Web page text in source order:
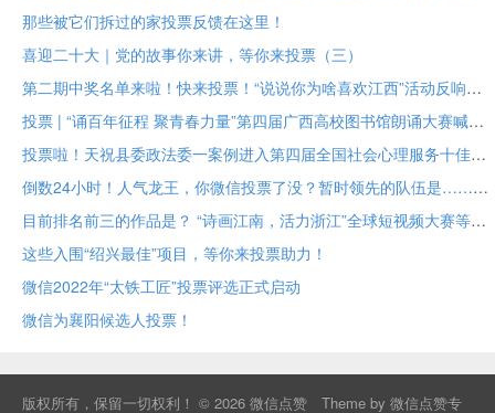
那些被它们拆过的家投票反馈在这里！
喜迎二十大｜党的故事你来讲，等你来投票（三）
第二期中奖名单来啦！快来投票！“说说你为啥喜欢江西”活动反响热烈
投票 | “诵百年征程 聚青春力量”第四届广西高校图书馆朗诵大赛喊你来投票啦！
投票啦！天祝县委政法委一案例进入第四届全国社会心理服务十佳案例评选活动大众票选阶段
倒数24小时！人气龙王，你微信投票了没？暂时领先的队伍是……
目前排名前三的作品是？ “诗画江南，活力浙江”全球短视频大赛等你投票
这些入围“绍兴最佳”项目，等你来投票助力！
微信2022年“太铁工匠”投票评选正式启动
微信为襄阳候选人投票！
版权所有，保留一切权利！ © 2026 微信点赞 Theme by 微信点赞专